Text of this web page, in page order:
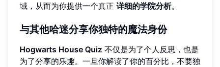
域，从而为你提供一个真正 详细的学院分析。
与其他哈迷分享你独特的魔法身份
Hogwarts House Quiz 不仅是为了个人反思，也是
为了分享的乐趣。一旦你解读了你的百分比，不要独